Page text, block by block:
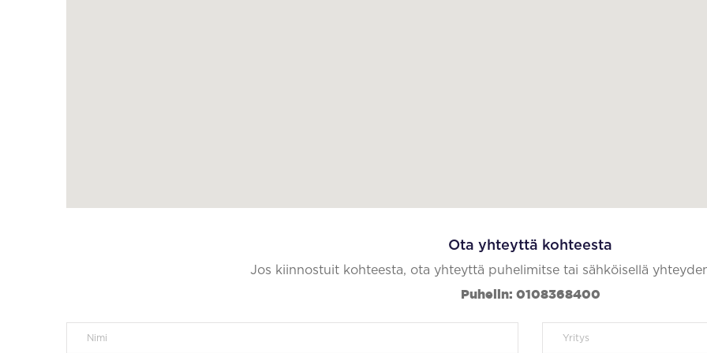
Ota yhteyttä kohteesta
Jos kiinnostuit kohteesta, ota yhteyttä puhelimitse tai sähköisellä
Puhelin: 0108368400